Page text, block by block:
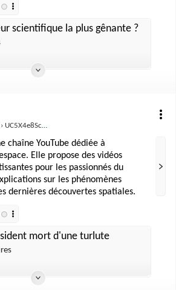
scientifique la plus gênante ?
chaîne YouTube dédiée à
Elle propose des vidéos
pour les passionnés du
sur les phénomènes
dernières découvertes spatiales.
mort d'une turlute